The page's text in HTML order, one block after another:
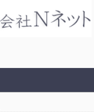
ン回収に関す